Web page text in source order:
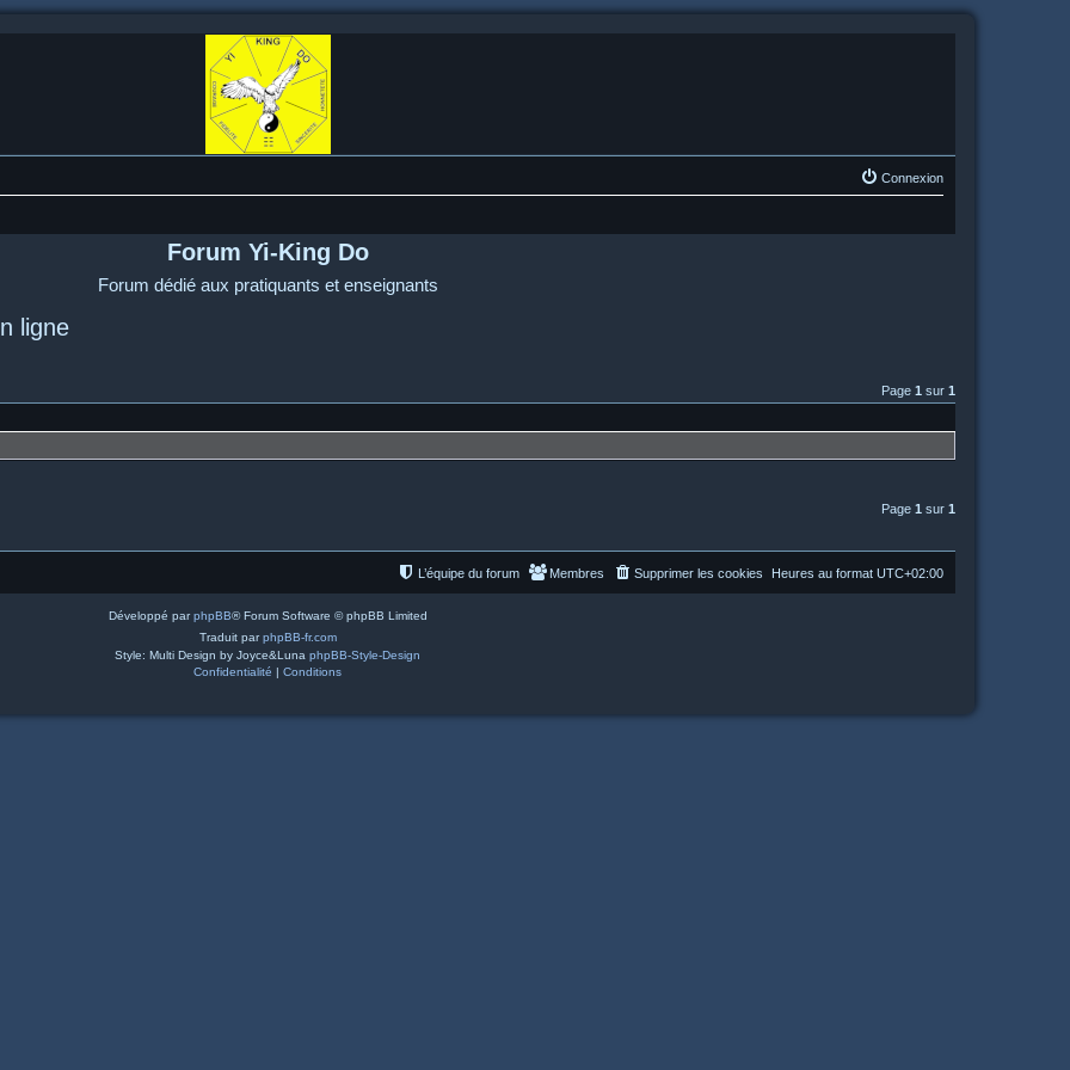
Connexion
Forum Yi-King Do
Forum dédié aux pratiquants et enseignants
ligne
Page 1 sur 1
Page 1 sur 1
Heures au format UTC+02:00
Supprimer les cookies
Membres
L’équipe du forum
Développé parphpBB® Forum Software © phpBB Limited
Traduit parphpBB-fr.com
Style: Multi Design by Joyce&Luna phpBB-Style-Design
Confidentialité | Conditions